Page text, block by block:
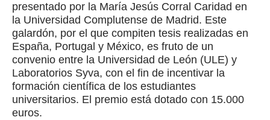
presentado por la María Jesús Corral Caridad en
la Universidad Complutense de Madrid. Este
galardón, por el que compiten tesis realizadas en
España, Portugal y México, es fruto de un
convenio entre la Universidad de León (ULE) y
Laboratorios Syva, con el fin de incentivar la
formación científica de los estudiantes
universitarios. El premio está dotado con 15.000
euros.